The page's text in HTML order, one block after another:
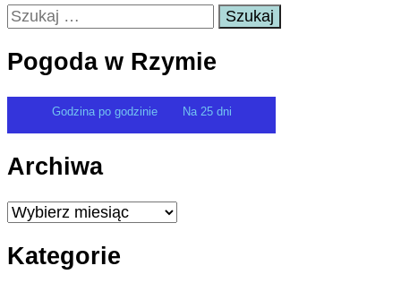
Szukaj:
Pogoda w Rzymie
Godzina po godzinie Na 25 dni
Archiwa
Archiwa
Kategorie